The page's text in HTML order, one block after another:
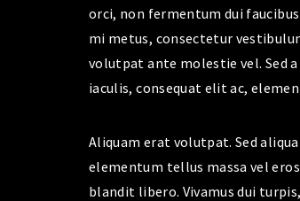
orci, non fermentum dui
mi metus, consectetur
volutpat ante molestie vel. Sed
iaculis, consequat elit ac,
Aliquam erat volutpat. Sed
elementum tellus massa vel
blandit libero. Vivamus dui